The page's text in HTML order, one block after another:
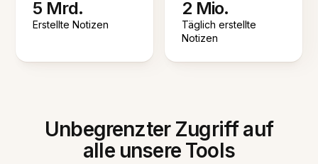
5 Mrd.
Erstellte Notizen
2 Mio.
Täglich erstellte
Notizen
Unbegrenzter Zugriff auf
alle unsere Tools